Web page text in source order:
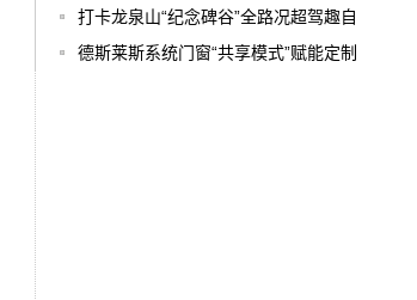
打卡龙泉山“纪念碑谷”全路况超驾趣自
德斯莱斯系统门窗“共享模式”赋能定制